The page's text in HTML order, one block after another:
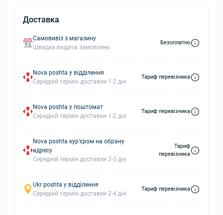
Доставка
Самовивіз з магазину
Швидка видача замовлень
Безоплатно
Nova poshta у відділення
Середній термін доставки 1-2 дні
Тариф перевізника
Nova poshta у поштомат
Середній термін доставки 1-2 дні
Тариф перевізника
Nova poshta кур'єром на обрану
адресу
Середній термін доставки 2-3 дні
Тариф
перевізника
Ukr poshta у відділення
Середній термін доставки 2-4 дні
Тариф перевізника